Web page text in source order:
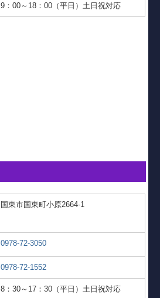
9：00～18：00（平日）土日祝対応
国東市国東町小原2664-1
0978-72-3050
0978-72-1552
8：30～17：30（平日）土日祝対応